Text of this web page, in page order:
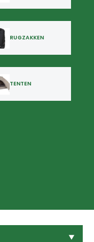
RUGZAKKEN
TENTEN
▼